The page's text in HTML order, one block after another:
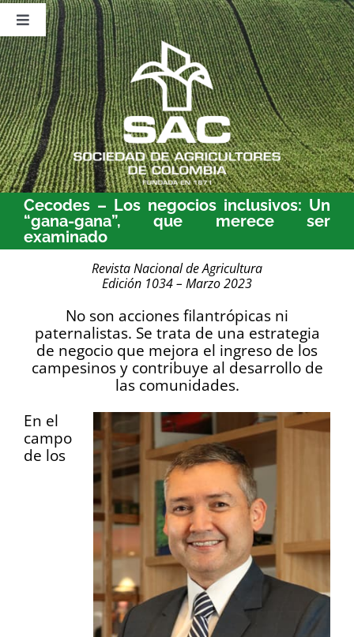
Saltar
contenido
Toggle
Navigation
Nosotros
Publicaciones
Sala de Prensa
Eventos
Cecodes – Los negocios inclusivos: Un
“gana-gana”, que merece ser
examinado
Revista Nacional de Agricultura
Edición 1034 – Marzo 2023
No son acciones filantrópicas ni
paternalistas. Se trata de una estrategia
de negocio que mejora el ingreso de los
campesinos y contribuye al desarrollo de
las comunidades.
En el
campo
de los